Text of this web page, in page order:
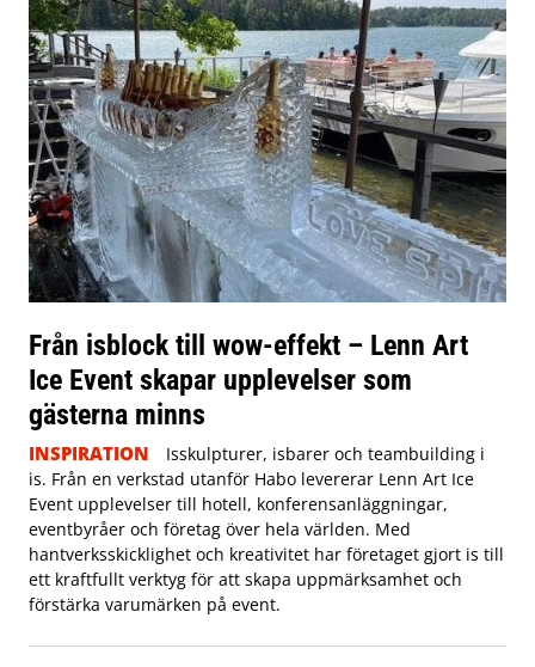
Från isblock till wow-effekt – Lenn Art
Ice Event skapar upplevelser som
gästerna minns
INSPIRATION
Isskulpturer, isbarer och teambuilding i
is. Från en verkstad utanför Habo levererar Lenn Art Ice
Event upplevelser till hotell, konferensanläggningar,
eventbyråer och företag över hela världen. Med
hantverksskicklighet och kreativitet har företaget gjort is till
ett kraftfullt verktyg för att skapa uppmärksamhet och
förstärka varumärken på event.